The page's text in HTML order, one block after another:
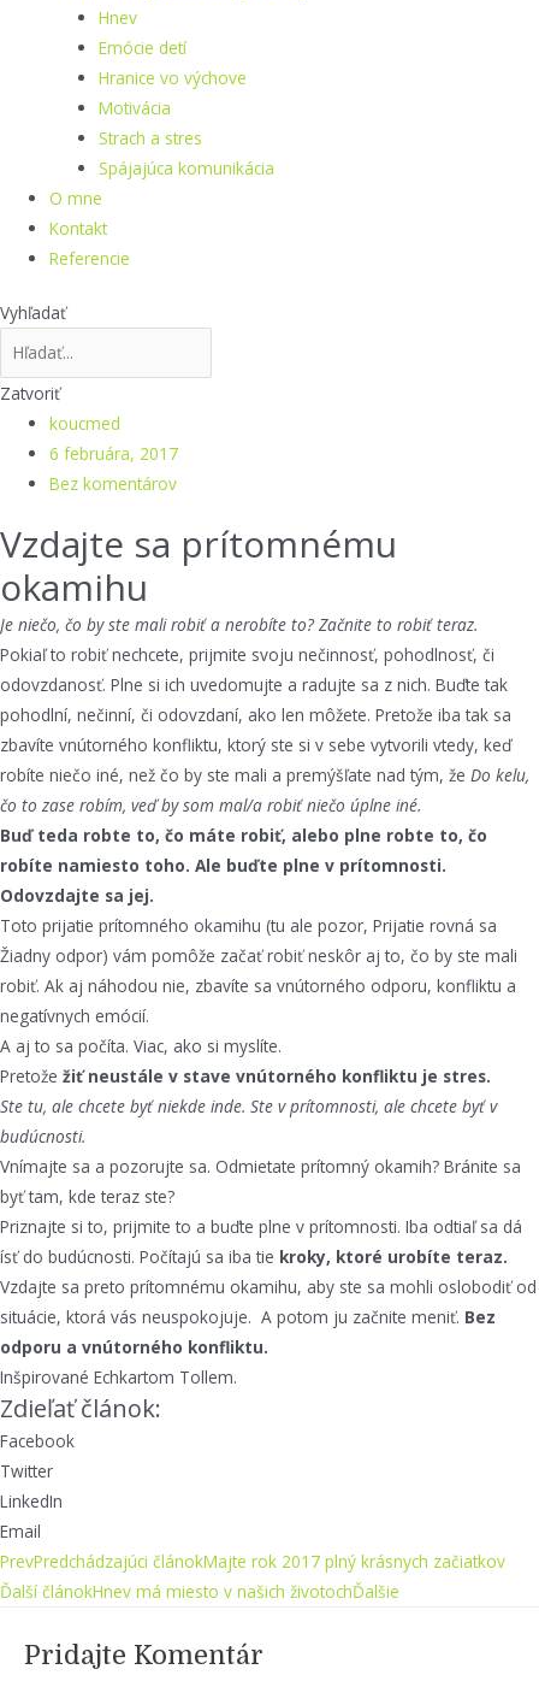
Hnev
Emócie detí
Hranice vo výchove
Motivácia
Strach a stres
Spájajúca komunikácia
O mne
Kontakt
Referencie
Vyhľadať
Zatvoriť
koucmed
6 februára, 2017
Bez komentárov
Vzdajte sa prítomnému
okamihu
Je niečo, čo by ste mali robiť a nerobíte to? Začnite to robiť teraz.
Pokiaľ to robiť nechcete, prijmite svoju nečinnosť, pohodlnosť, či
odovzdanosť. Plne si ich uvedomujte a radujte sa z nich. Buďte tak
pohodlní, nečinní, či odovzdaní, ako len môžete. Pretože iba tak sa
zbavíte vnútorného konfliktu, ktorý ste si v sebe vytvorili vtedy, keď
robíte niečo iné, než čo by ste mali a premýšľate nad tým, že Do kelu,
čo to zase robím, veď by som mal/a robiť niečo úplne iné.
Buď teda robte to, čo máte robiť, alebo plne robte to, čo
robíte namiesto toho. Ale buďte plne v prítomnosti.
Odovzdajte sa jej.
Toto prijatie prítomného okamihu (tu ale pozor, Prijatie rovná sa
Žiadny odpor) vám pomôže začať robiť neskôr aj to, čo by ste mali
robiť. Ak aj náhodou nie, zbavíte sa vnútorného odporu, konfliktu a
negatívnych emócií.
A aj to sa počíta. Viac, ako si myslíte.
Pretože žiť neustále v stave vnútorného konfliktu je stres.
Ste tu, ale chcete byť niekde inde. Ste v prítomnosti, ale chcete byť v
budúcnosti.
Vnímajte sa a pozorujte sa. Odmietate prítomný okamih? Bránite sa
byť tam, kde teraz ste?
Priznajte si to, prijmite to a buďte plne v prítomnosti. Iba odtiaľ sa dá
ísť do budúcnosti. Počítajú sa iba tie kroky, ktoré urobíte teraz.
Vzdajte sa preto prítomnému okamihu, aby ste sa mohli oslobodiť od
situácie, ktorá vás neuspokojuje. A potom ju začnite meniť. Bez
odporu a vnútorného konfliktu.
Inšpirované Echkartom Tollem.
Zdieľať článok:
Facebook
Twitter
LinkedIn
Email
PrevPredchádzajúci článokMajte rok 2017 plný krásnych začiatkov
Ďalší článokHnev má miesto v našich životochĎalšie
Pridajte Komentár